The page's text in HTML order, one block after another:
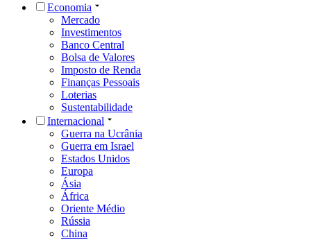
Economia
Mercado
Investimentos
Banco Central
Bolsa de Valores
Imposto de Renda
Finanças Pessoais
Loterias
Sustentabilidade
Internacional
Guerra na Ucrânia
Guerra em Israel
Estados Unidos
Europa
Ásia
África
Oriente Médio
Rússia
China